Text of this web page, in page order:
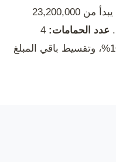
يبدأ من 23,200,000
عدد الحمامات:
يمكنك دفع 10%، وتقسيط باقي المبلغ